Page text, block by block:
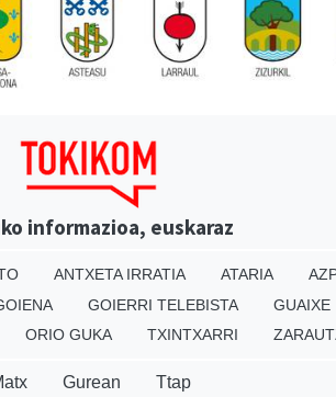
informazioa, euskaraz
ANTXETA IRRATIA ATARIA
GOIERRI TELEBISTA GUAIXE
ORIO GUKA TXINTXARRI
Gurean Ttap